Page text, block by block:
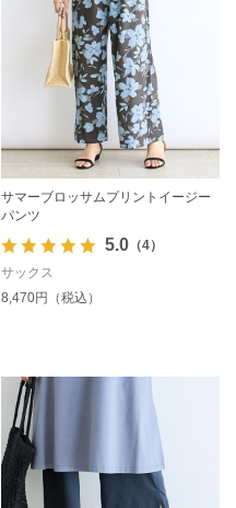
サマーブロッサムプリントイージー
パンツ
5.0（4）
サックス
8,470円（税込）